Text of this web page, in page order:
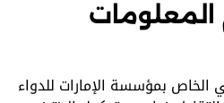
الخاص بمؤسسة الإمارات للدواء